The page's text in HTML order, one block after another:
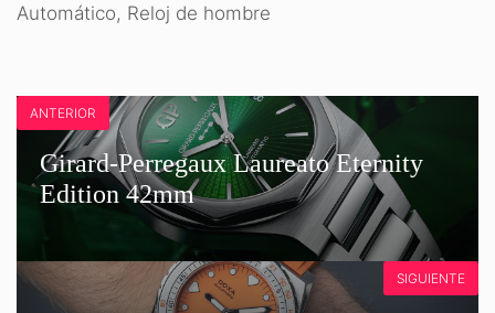
Automático, Reloj de hombre
ANTERIOR
Girard-Perregaux Laureato Eternity
Edition 42mm
SIGUIENTE